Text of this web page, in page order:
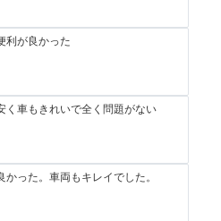
利が良かった
く車もきれいで全く問題がない
かった。車両もキレイでした。